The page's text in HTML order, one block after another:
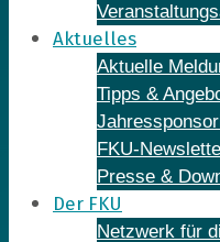
Aktuelles
Aktuelle
Tipps &
FKU-
Presse &
Der FKU
Netzwerk für